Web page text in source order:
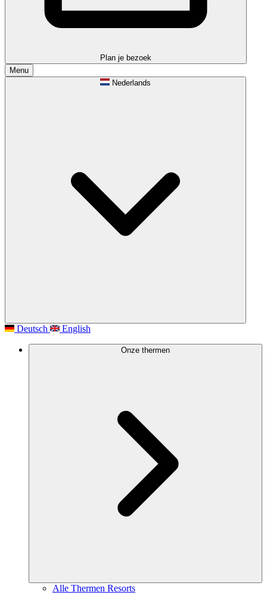
Plan je bezoek
Menu
Nederlands
Deutsch English
Onze thermen
Alle Thermen Resorts